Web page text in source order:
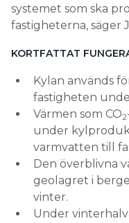
systemet som ska
fastigheterna, säger
KORTFATTAT
Kylan används
fastigheten
Värmen som CO2
under
varmvatten till
Den överblivna
geolagret i
vinter.
Under